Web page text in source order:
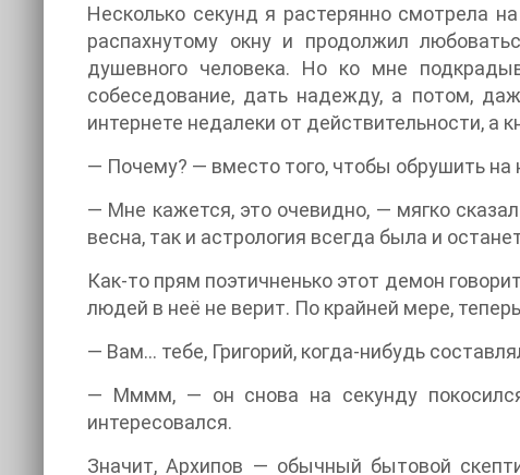
Несколько секунд я растерянно смотрела
распахнутому окну и продолжил
душевного человека. Но ко мне
собеседование, дать надежду, а потом,
интернете недалеки от действительности, а
— Почему? — вместо того, чтобы обрушить на
— Мне кажется, это очевидно, — мягко
весна, так и астрология всегда была и
Как-то прям поэтичненько этот демон
людей в неё не верит. По крайней мере,
— Вам... тебе, Григорий, когда-нибудь
— Мммм, — он снова на секунду
интересовался.
Значит, Архипов — обычный бытовой